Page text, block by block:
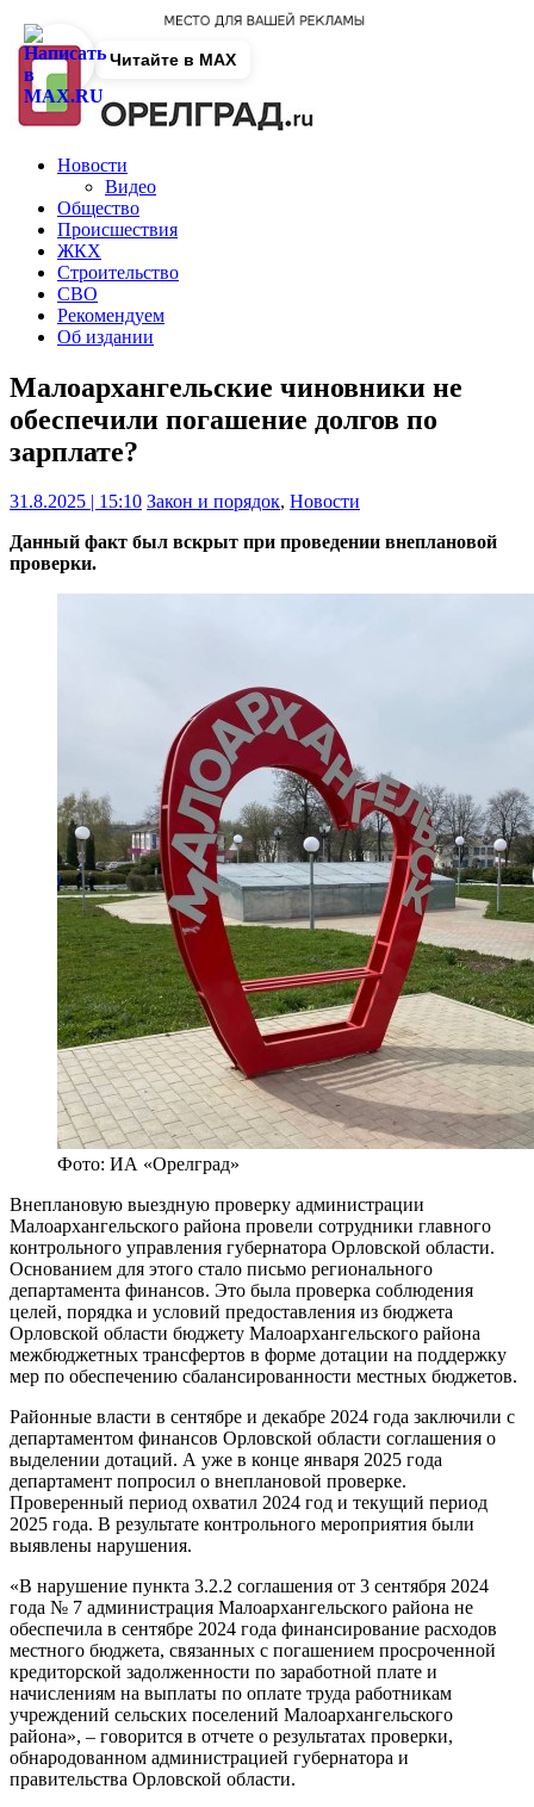
Новости
Видео
Общество
Происшествия
ЖКХ
Строительство
СВО
Рекомендуем
Об издании
Малоархангельские чиновники не
обеспечили погашение долгов по
зарплате?
31.8.2025 | 15:10 Закон и порядок, Новости
Данный факт был вскрыт при проведении внеплановой
проверки.
Фото: ИА «Орелград»
Внеплановую выездную проверку администрации
Малоархангельского района провели сотрудники главного
контрольного управления губернатора Орловской области.
Основанием для этого стало письмо регионального
департамента финансов. Это была проверка соблюдения
целей, порядка и условий предоставления из бюджета
Орловской области бюджету Малоархангельского района
межбюджетных трансфертов в форме дотации на поддержку
мер по обеспечению сбалансированности местных бюджетов.
Районные власти в сентябре и декабре 2024 года заключили с
департаментом финансов Орловской области соглашения о
выделении дотаций. А уже в конце января 2025 года
департамент попросил о внеплановой проверке.
Проверенный период охватил 2024 год и текущий период
2025 года. В результате контрольного мероприятия были
выявлены нарушения.
«В нарушение пункта 3.2.2 соглашения от 3 сентября 2024
года № 7 администрация Малоархангельского района не
обеспечила в сентябре 2024 года финансирование расходов
местного бюджета, связанных с погашением просроченной
кредиторской задолженности по заработной плате и
начислениям на выплаты по оплате труда работникам
учреждений сельских поселений Малоархангельского
района», – говорится в отчете о результатах проверки,
обнародованном администрацией губернатора и
правительства Орловской области.
Читайте в MAX